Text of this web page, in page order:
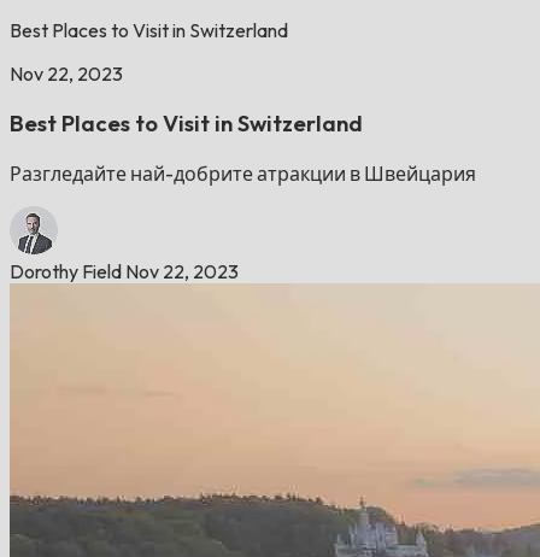
Best Places to Visit in Switzerland
Nov 22, 2023
Best Places to Visit in Switzerland
Разгледайте най-добрите атракции в Швейцария
Dorothy Field Nov 22, 2023